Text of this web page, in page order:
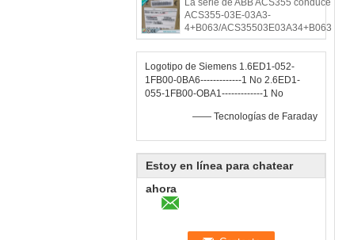
La serie de ABB ACS355 conduce
ACS355-03E-03A3-
4+B063/ACS35503E03A34+B063
Logotipo de Siemens 1.6ED1-052-
1FB00-0BA6-------------1 No 2.6ED1-
055-1FB00-OBA1-------------1 No
—— Tecnologías de Faraday
Estoy en línea para chatear
ahora